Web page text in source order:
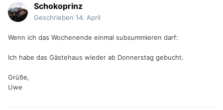
Schokoprinz
Geschrieben 14. April
Wenn ich das Wochenende einmal subsummieren darf:
Ich habe das Gästehaus wieder ab Donnerstag gebucht.
Grüße,
Uwe